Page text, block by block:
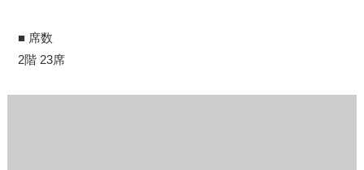
■ 席数
2階 23席